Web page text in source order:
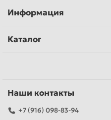
Информация
Каталог
Наши контакты
+7 (916) 098-83-94